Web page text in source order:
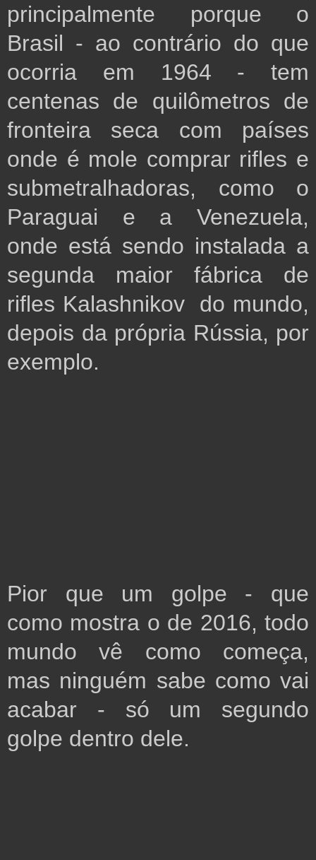
principalmente porque o
Brasil - ao contrário do que
ocorria em 1964 - tem
centenas de quilômetros de
fronteira seca com países
onde é mole comprar rifles e
submetralhadoras, como o
Paraguai e a Venezuela,
onde está sendo instalada a
segunda maior fábrica de
rifles Kalashnikov  do mundo,
depois da própria Rússia, por
exemplo.
Pior que um golpe - que
como mostra o de 2016, todo
mundo vê como começa,
mas ninguém sabe como vai
acabar - só um segundo
golpe dentro dele.